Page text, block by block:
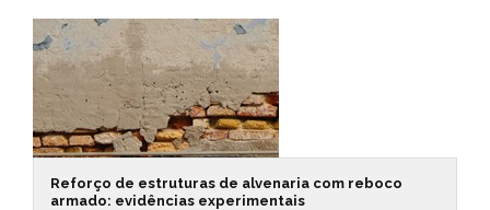
Reforço de estruturas de alvenaria com reboco
armado: evidências experimentais